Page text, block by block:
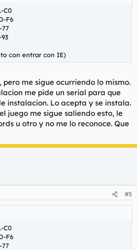
C0
F6
77
con entrar con IE)
pero me sigue ocurriendo lo mismo.
me pide un serial para que
instalacion. Lo acepta y se instala.
juego me sigue saliendo esto, le
u otro y no me lo reconoce. Que
#5
C0
F6
77